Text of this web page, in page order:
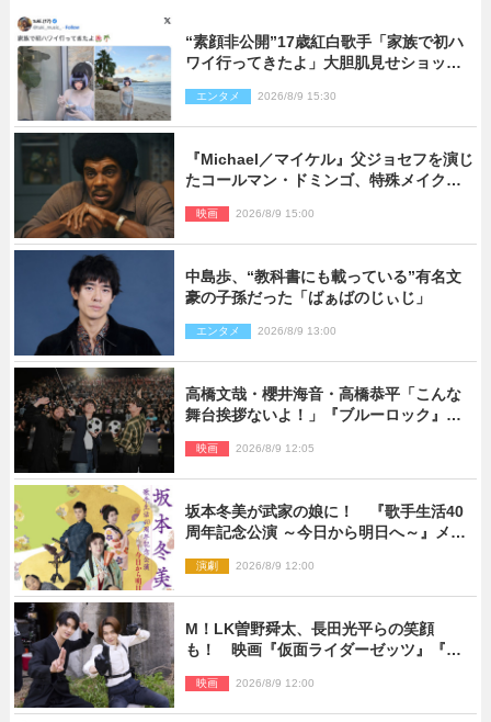
“素顔非公開”17歳紅白歌手「家族で初ハ
ワイ行ってきたよ」大胆肌見せショット
エンタメ 2026/8/9 15:30
『Michael／マイケル』父ジョセフを演じ
たコールマン・ドミンゴ、特殊メイクに2
映画 2026/8/9 15:00
中島歩、“教科書にも載っている”有名文
豪の子孫だった「ばぁばのじぃじ」
エンタメ 2026/8/9 13:00
高橋文哉・櫻井海音・高橋恭平「こんな
舞台挨拶ないよ！」『ブルーロック』自
映画 2026/8/9 12:05
坂本冬美が武家の娘に！ 『歌手生活40
周年記念公演 ～今日から明日へ～』メイ
演劇 2026/8/9 12:00
M！LK曽野舜太、長田光平らの笑顔
も！ 映画『仮面ライダーゼッツ』『超
ショット到着
映画 2026/8/9 12:00